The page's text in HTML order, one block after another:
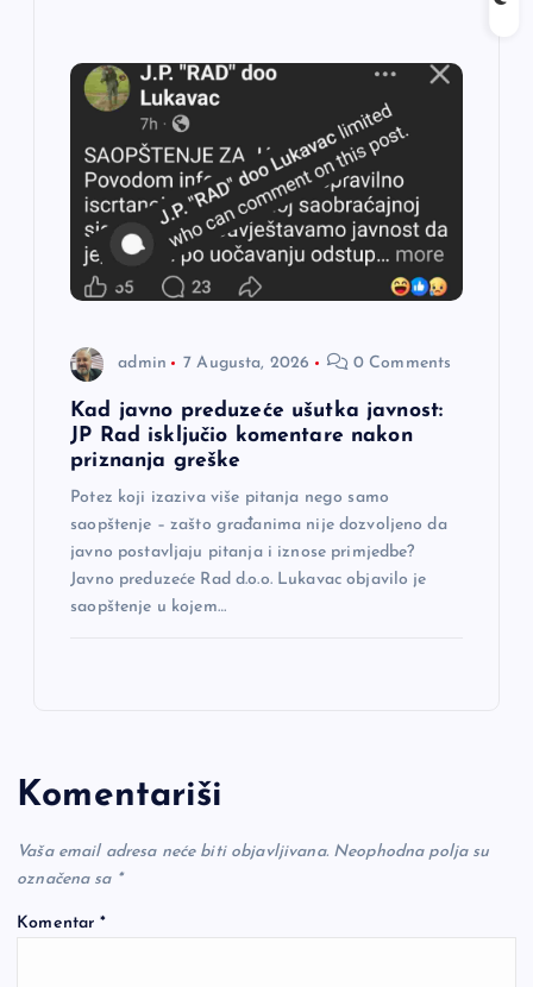
admin 7 Augusta, 2026 0 Comments
Kad javno preduzeće ušutka javnost:
JP Rad isključio komentare nakon
priznanja greške
Potez koji izaziva više pitanja nego samo
saopštenje – zašto građanima nije dozvoljeno da
javno postavljaju pitanja i iznose primjedbe?
Javno preduzeće Rad d.o.o. Lukavac objavilo je
saopštenje u kojem…
Komentariši
Vaša email adresa neće biti objavljivana. Neophodna polja su
označena sa *
Komentar*